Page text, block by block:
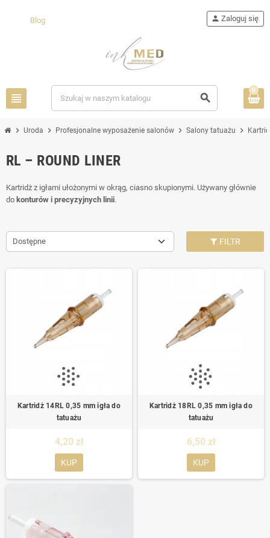
Blog
view_headline search
person Zaloguj się
0
chevron_right Uroda chevron_right Profesjonalne wyposażenie salonów chevron_right Salony tatuażu chevron_right
RL – ROUND LINER
Kartridż z igłami ułożonymi w okrąg, ciasno skupionymi. Używany głównie
do konturów i precyzyjnych linii.
Dostępne FILTR
Kartridż 14RL 0,35 mm igła do
tatuażu
4,20 zł
KUP
Kartridż 18RL 0,35 mm igła do
tatuażu
6,50 zł
KUP